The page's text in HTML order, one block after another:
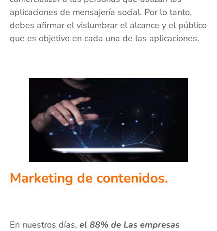
aplicaciones de mensajería social. Por lo tanto,
debes afirmar el vislumbrar el alcance y el público
que es objetivo en cada una de las aplicaciones.
Marketing de contenidos.
En nuestros días, el 88% de Las empresas